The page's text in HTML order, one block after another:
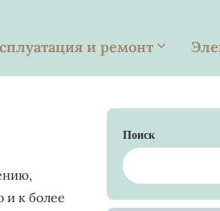
и ремонт
и к более
Поиск